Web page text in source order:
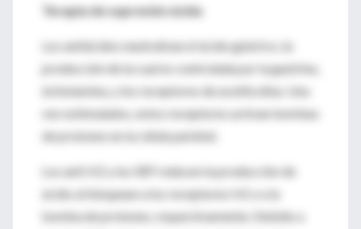
Terapia de supresión ácida
Los antiácidos neutralizan el ácido gástrico, la
producción de la cual es controlada por la gastrina,
la histamina, y los receptores de acetilcolina. Una
vez estimulados, estos receptores activan bombas
de protones en la célula parietal.
Los anti H2 y los IBP reducen la producción de
ácido al bloquean a los receptores H2 o a la
bomba de protones, respectivamente. Debido a